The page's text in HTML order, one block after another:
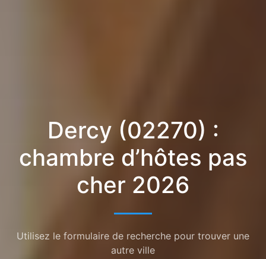
Dercy (02270) :
chambre d’hôtes pas
cher 2026
Utilisez le formulaire de recherche pour trouver une
autre ville